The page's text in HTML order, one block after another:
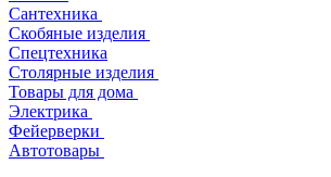
Сантехника
Скобяные изделия
Спецтехника
Столярные изделия
Товары для дома
Электрика
Фейерверки
Автотовары